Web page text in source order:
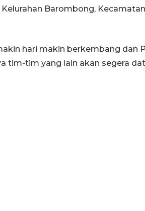
Barombong,
hari makin berkembang dan
tim-tim yang lain akan segera